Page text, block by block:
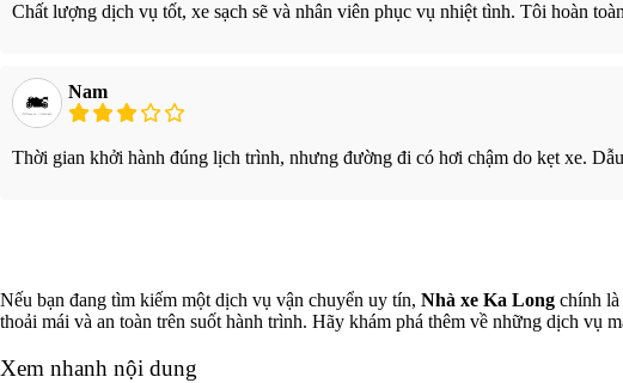
Chất lượng dịch vụ tốt, xe sạch sẽ và nhân viên phục vụ nhiệt tình. Tôi hoàn
Nam
Thời gian khởi hành đúng lịch trình, nhưng đường đi có hơi chậm do kẹt xe.
Nếu bạn đang tìm kiếm một dịch vụ vận chuyển uy tín, Nhà xe Ka Long chính
thoải mái và an toàn trên suốt hành trình. Hãy khám phá thêm về những dịch vụ
Xem nhanh nội dung